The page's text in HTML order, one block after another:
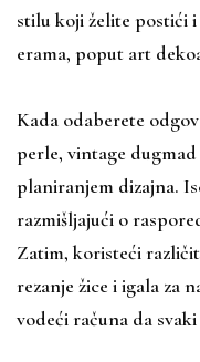
stilu koji želite postići
erama, poput art
Kada odaberete
perle, vintage
planiranjem dizajna.
razmišljajući o
Zatim, koristeći
rezanje žice i igala za
vodeći računa da